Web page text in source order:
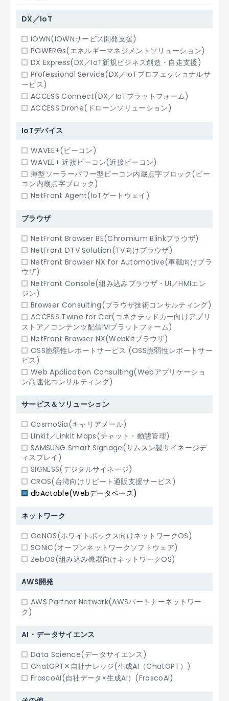
DX／IoT
IOWN(IOWNサービス開発支援)
POWERGs(エネルギーマネジメントソリューション)
DX Express(DX／IoT新規ビジネス創造・自走支援)
Professional Service(DX／IoTプロフェッショナルサ
ービス)
ACCESS Connect(DX／IoTプラットフォーム)
ACCESS Drone(ドローンソリューション)
IoTデバイス
WAVEE+(ビーコン)
WAVEE+ 近接ビーコン(近接ビーコン)
薄型ソーラーパワー型ビーコン内蔵点字ブロック(ビー
コン内蔵点字ブロック)
NetFront Agent(IoTゲートウェイ)
ブラウザ
NetFront Browser BE(Chromium Blinkブラウザ)
NetFront DTV Solution(TV向けブラウザ)
NetFront Browser NX for Automotive(車載向けブラ
ウザ)
NetFront Console(組み込みブラウザ・UI／HMIエン
ジン)
Browser Consulting(ブラウザ技術コンサルティング)
ACCESS Twine for Car(コネクテッドカー向けアプリ
ストア／コンテンツ配信IVIプラットフォーム)
NetFront Browser NX(WebKitブラウザ)
OSS脆弱性レポートサービス (OSS脆弱性レポートサー
ビス)
Web Application Consulting(Webアプリケーショ
ン高速化コンサルティング)
サービス＆ソリューション
CosmoSia(キャリアメール)
Linkit／Linkit Maps(チャット・動態管理)
SAMSUNG Smart Signage(サムスン製サイネージデ
ィスプレイ)
SIGNESS(デジタルサイネージ)
CROS(台湾向けリピート通販支援サービス)
dbActable(Webデータベース)
ネットワーク
OcNOS(ホワイトボックス向けネットワークOS)
SONiC(オープンネットワークソフトウェア)
ZebOS(組み込み機器向けネットワークOS)
AWS開発
AWS Partner Network(AWSパートナーネットワー
ク)
AI・データサイエンス
Data Science(データサイエンス)
ChatGPT✕自社ナレッジ(生成AI（ChatGPT）)
FrascoAI(自社データ×生成AI）(FrascoAI)